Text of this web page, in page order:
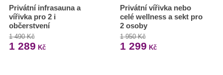
Privátní infrasauna a
vířivka pro 2 i
občerstvení
1 490 Kč
1 289 Kč
Privátní vířivka nebo
celé wellness a sekt pro
2 osoby
1 950 Kč
1 299 Kč